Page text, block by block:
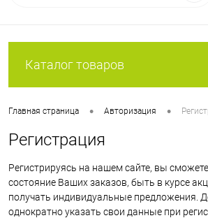
Каталог товаров
Главная страница • Авторизация •
Регистрация
Регистрируясь на нашем сайте, вы
состояние Ваших заказов, быть в курсе
получать индивидуальные предложения.
однократно указать свои данные при